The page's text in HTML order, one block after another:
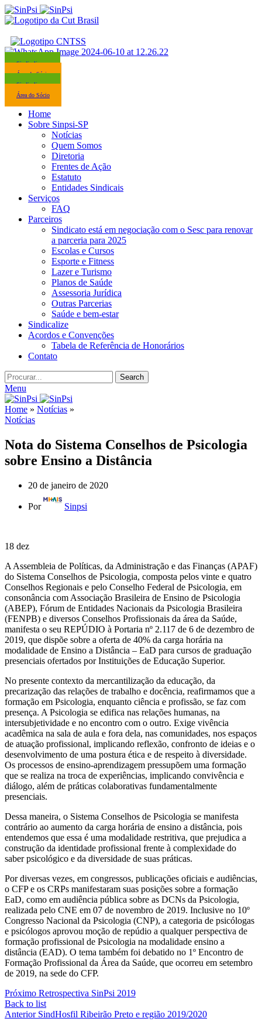
Sindicalize-se
Área do Sócio
Sindicalize-se
Área do Sócio
Home
Sobre Sinpsi-SP
Notícias
Quem Somos
Diretoria
Frentes de Ação
Estatuto
Entidades Sindicais
Serviços
FAQ
Parceiros
Sindicato está em negociação com o Sesc para renovar
a parceria para 2025
Escolas e Cursos
Esporte e Fitness
Lazer e Turismo
Planos de Saúde
Assessoria Jurídica
Outras Parcerias
Saúde e bem-estar
Sindicalize
Acordos e Convenções
Tabela de Referência de Honorários
Contato
Search
Menu
Home » Notícias »
Notícias
Nota do Sistema Conselhos de Psicologia
sobre Ensino a Distância
20 de janeiro de 2020
Por Sinpsi
18 dez
A Assembleia de Políticas, da Administração e das Finanças (APAF)
do Sistema Conselhos de Psicologia, composta pelos vinte e quatro
Conselhos Regionais e pelo Conselho Federal de Psicologia, em
consonância com Associação Brasileira de Ensino de Psicologia
(ABEP), Fórum de Entidades Nacionais da Psicologia Brasileira
(FENPB) e diversos Conselhos Profissionais da área da Saúde,
manifesta o seu REPÚDIO à Portaria nº 2.117 de 6 de dezembro de
2019, que dispõe sobre a oferta de 40% da carga horária na
modalidade de Ensino a Distância – EaD para cursos de graduação
presenciais ofertados por Instituições de Educação Superior.
No presente contexto da mercantilização da educação, da
precarização das relações de trabalho e docência, reafirmamos que a
formação em Psicologia, enquanto ciência e profissão, se faz com
presença. A Psicologia se edifica nas relações humanas, na
intersubjetividade e no encontro com o outro. Exige vivência
acadêmica na sala de aula e fora dela, nas comunidades, nos espaços
de atuação profissional, implicando reflexão, confronto de ideias e o
desenvolvimento de uma postura ética e de respeito à diversidade.
Os processos de ensino-aprendizagem pressupõem uma formação
que se realiza na troca de experiências, implicando convivência e
diálogo, além de práticas colaborativas fundamentalmente
presenciais.
Dessa maneira, o Sistema Conselhos de Psicologia se manifesta
contrário ao aumento da carga horária de ensino a distância, pois
entendemos que essa é uma modalidade restritiva, que prejudica a
construção da identidade profissional frente à complexidade do
saber psicológico e da diversidade de suas práticas.
Por diversas vezes, em congressos, publicações oficiais e audiências,
o CFP e os CRPs manifestaram suas posições sobre a formação
EaD, como em audiência pública sobre as DCNs da Psicologia,
realizada pelo CNE em 07 de novembro de 2019. Inclusive no 10º
Congresso Nacional da Psicologia (CNP), a categoria de psicólogas
e psicólogos aprovou moção de repúdio a qualquer perspectiva de
formação profissional de Psicologia na modalidade ensino a
distância (EAD). O tema também foi debatido no 1º Encontro de
Formação Profissional da Área da Saúde, que ocorreu em setembro
de 2019, na sede do CFP.
Próximo Retrospectiva SinPsi 2019
Back to list
Anterior SindHosfil Ribeirão Preto e região 2019/2020